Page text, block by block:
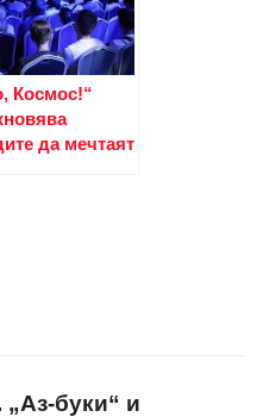
Космос!“
да мечтаят
буки“ и